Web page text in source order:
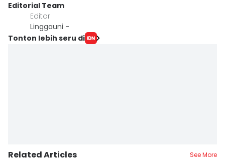
Editorial Team
Editor
Linggauni -
Tonton lebih seru di
Related Articles See More